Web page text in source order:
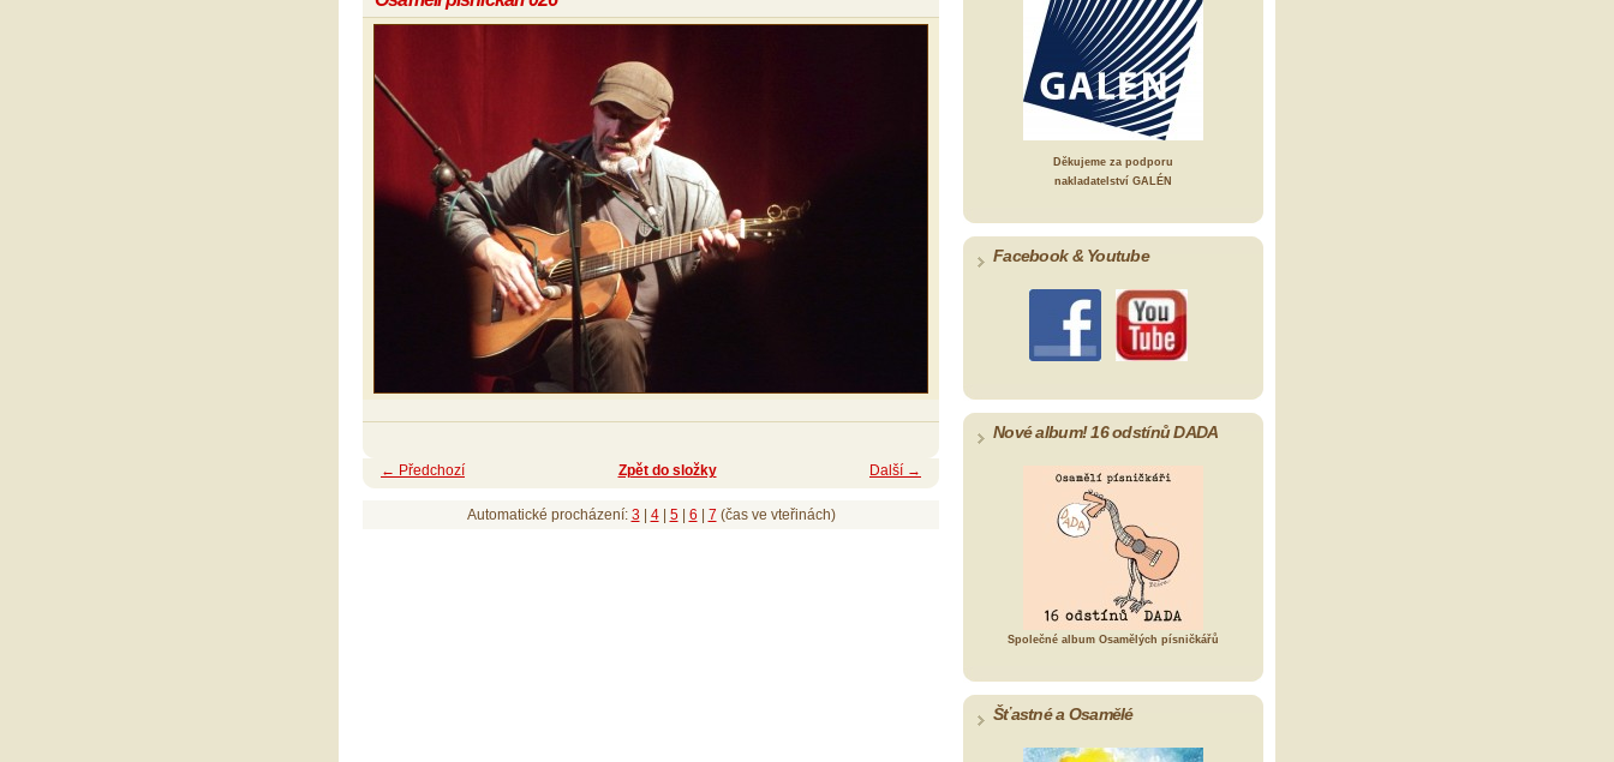
← Předchozí Další →
Zpět do složky
Automatické procházení: 3| 4| 5| 6 7 (čas ve vteřinách)
Děkujeme za podporu
nakladatelství GALÉN
Facebook & Youtube
Nové album! 16 odstínů DADA
Společné album Osamělých písničkářů
Šťastné a Osamělé